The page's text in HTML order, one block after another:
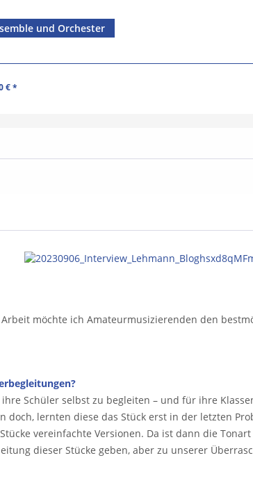
und Orchester
€ *
möchte ich Amateurmusizierenden den
Schüler selbst zu begleiten – und für ihre
lernten diese das Stück erst in der letzten
vereinfachte Versionen. Da ist dann die
dieser Stücke geben, aber zu unserer